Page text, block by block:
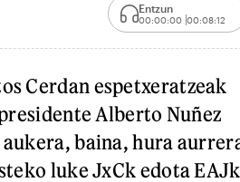
Entzun
00:00:00 00:08:12
Cerdan espetxeratzeak
Alberto Nuñez
baina, hura
luke JxCk edota EAJk